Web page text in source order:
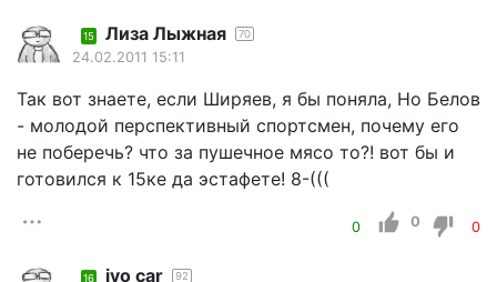
15 Лиза Лыжная 70
24.02.2011 15:11
Так вот знаете, если Ширяев, я бы поняла, Но Белов
- молодой перспективный спортсмен, почему его
не поберечь? что за пушечное мясо то?! вот бы и
готовился к 15ке да эстафете! 8-(((
0 0 0
16 ivo car 92